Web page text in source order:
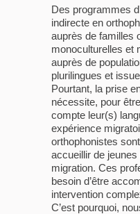
Des programmes
indirecte en
auprès de familles
monoculturelles et
auprès de
plurilingues et
Pourtant, la prise
nécessite, pour
compte leur(s)
expérience
orthophonistes
accueillir de
migration. Ces
besoin d’être
intervention
C’est pourquoi,